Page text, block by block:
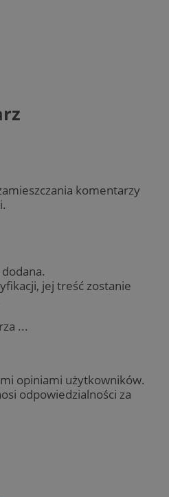
komentarzy
jej treść zostanie
...
opiniami użytkowników.
odpowiedzialności za